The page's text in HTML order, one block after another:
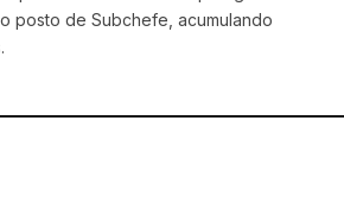
posto de Subchefe, acumulando